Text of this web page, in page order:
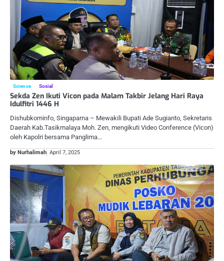
Science Sosial
Sekda Zen Ikuti Vicon pada Malam Takbir Jelang Hari Raya
Idulfitri 1446 H
Dishubkominfo, Singaparna – Mewakili Bupati Ade Sugianto, Sekretaris
Daerah Kab.Tasikmalaya Moh. Zen, mengikuti Video Conference (Vicon)
oleh Kapolri bersama Panglima…
by Nurhalimah April 7, 2025